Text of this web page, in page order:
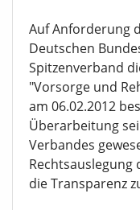
Auf Anforderung
Deutschen
Spitzenverband
"Vorsorge und
am 06.02.2012
Überarbeitung
Verbandes
Rechtsauslegung
die Transparenz